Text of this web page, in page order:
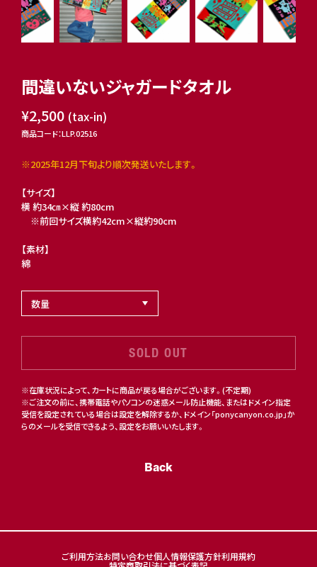
間違いないジャガードタオル
¥2,500 (tax-in)
商品コード：LLP.02516
※2025年12月下旬より順次発送いたします。
【サイズ】
横 約34㎝×縦 約80cm
※前回サイズ横約42cm×縦約90cm
【素材】
綿
SOLD OUT
※在庫状況によって、カートに商品が戻る場合がございます。(不定期)
※ご注文の前に、携帯電話やパソコンの迷惑メール防止機能、またはドメイン指定
受信を設定されている場合は設定を解除するか、ドメイン「ponycanyon.co.jp」か
らのメールを受信できるよう、設定をお願いいたします。
Back
ご利用方法お問い合わせ個人情報保護方針利用規約